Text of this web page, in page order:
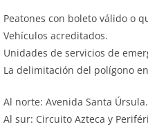
Peatones con boleto válido o
Vehículos acreditados.
Unidades de servicios de
La delimitación del polígono
Al norte: Avenida Santa Úrsula.
Al sur: Circuito Azteca y